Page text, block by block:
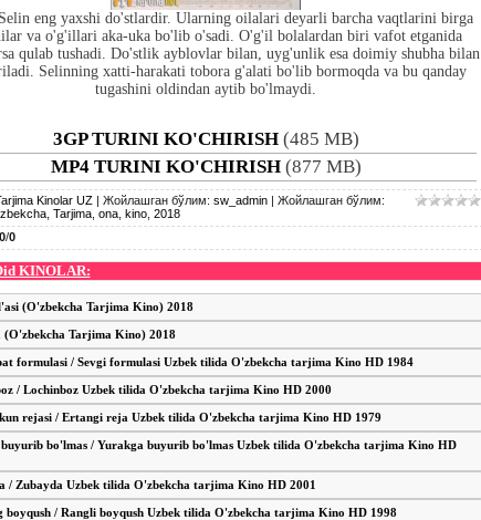
eng yaxshi do'stlardir. Ularning oilalari deyarli barcha vaqtlarini birga
va o'g'illari aka-uka bo'lib o'sadi. O'g'il bolalardan biri vafot etganida
qulab tushadi. Do'stlik ayblovlar bilan, uyg'unlik esa doimiy shubha bilan
Selinning xatti-harakati tobora g'alati bo'lib bormoqda va bu qanday
tugashini oldindan aytib bo'lmaydi.
3GP TURINI KO'CHIRISH (485 MB)
MP4 TURINI KO'CHIRISH (877 MB)
Kinolar UZ| Жойлашган бўлим: sw_admin| Жойлашган бўлим:
, Tarjima, ona, kino, 2018
/0
KINOLAR:
(O'zbekcha Tarjima Kino) 2018
(O'zbekcha Tarjima Kino) 2018
formulasi / Sevgi formulasi Uzbek tilida O'zbekcha tarjima Kino HD 1984
/ Lochinboz Uzbek tilida O'zbekcha tarjima Kino HD 2000
rejasi / Ertangi reja Uzbek tilida O'zbekcha tarjima Kino HD 1979
bo'lmas / Yurakga buyurib bo'lmas Uzbek tilida O'zbekcha tarjima Kino HD
/ Zubayda Uzbek tilida O'zbekcha tarjima Kino HD 2001
boyqush / Rangli boyqush Uzbek tilida O'zbekcha tarjima Kino HD 1998